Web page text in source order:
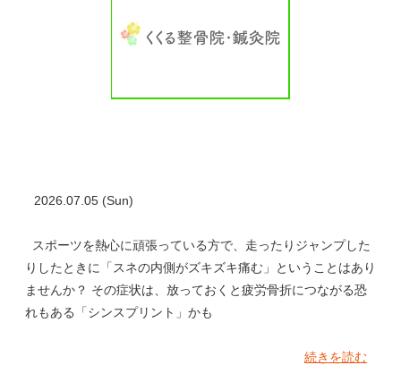
2026.07.05 (Sun)
スポーツを熱心に頑張っている方で、走ったりジャンプした
りしたときに「スネの内側がズキズキ痛む」ということはあり
ませんか？ その症状は、放っておくと疲労骨折につながる恐
れもある「シンスプリント」かも
続きを読む